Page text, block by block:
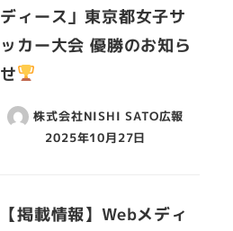
ディース」東京都女子サ
ッカー大会 優勝のお知ら
せ
株式会社NISHI SATO広報
2025年10月27日
【掲載情報】Webメディ